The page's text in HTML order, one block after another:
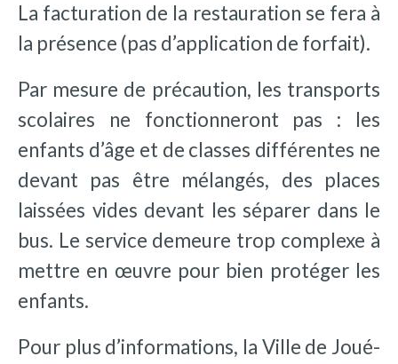
La facturation de la restauration se fera à
la présence (pas d’application de forfait).
Par mesure de précaution, les transports
scolaires ne fonctionneront pas : les
enfants d’âge et de classes différentes ne
devant pas être mélangés, des places
laissées vides devant les séparer dans le
bus. Le service demeure trop complexe à
mettre en œuvre pour bien protéger les
enfants.
Pour plus d’informations, la Ville de Joué-